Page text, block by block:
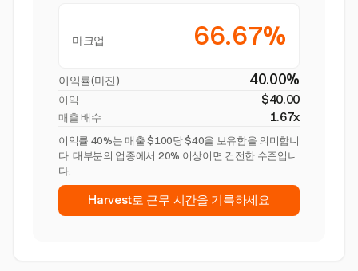
마크업 66.67%
이익률(마진) 40.00%
이익 $40.00
매출 배수 1.67x
이익률 40%는 매출 $100당 $40을 보유함을 의미합니
다. 대부분의 업종에서 20% 이상이면 건전한 수준입니
다.
Harvest로 근무 시간을 기록하세요